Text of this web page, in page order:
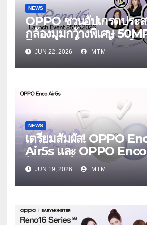
NEWS
OPPO ชวนอัปเกรดประ
กล้องมุมกว้างพิเศษ
โฟนเพื่อนซี้ เทรนดี้ทุกช็อต
งาน OPPO Reno16
Launch Event 25 มิถุ
JUN 22, 2026 MTM
NEWS
เตรียมสัมผัส! OPPO
Air5s และ OPPO
ไร้สายรุ่นใหม่ล่าสุด มาพ
ตัดเสียงรบกวน เบาสบายเ
ใส่
JUN 19, 2026 MTM